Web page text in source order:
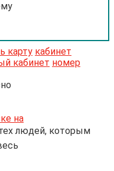
карту кабинет
кабинет номер
на
людей, которым